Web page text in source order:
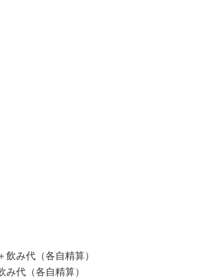
み代（各自精算）
代（各自精算）